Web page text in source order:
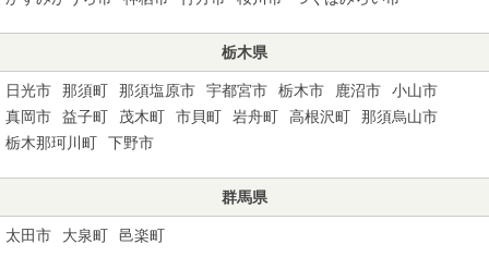
栃木県
日光市 那須町 那須塩原市 宇都宮市 栃木市 鹿沼市
小山市
真岡市
益子町 茂木町 市貝町 岩舟町 高根沢町
那須烏山市
栃木那珂川町
下野市
群馬県
太田市 大泉町 邑楽町